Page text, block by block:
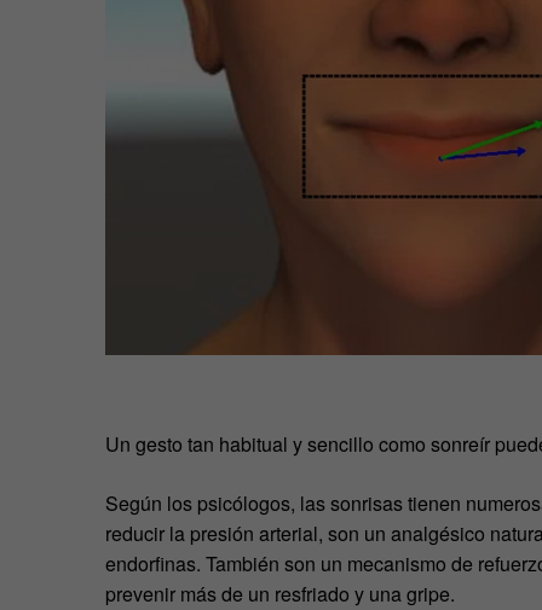
Un gesto tan habitual y sencillo como sonreír
Según los psicólogos, las sonrisas tienen
reducir la presión arterial, son un analgésico
endorfinas. También son un mecanismo de
prevenir más de un resfriado y una gripe.